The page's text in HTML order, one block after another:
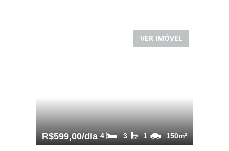
VER IMÓVEL
R$599,00/dia 150m²
1
3
4